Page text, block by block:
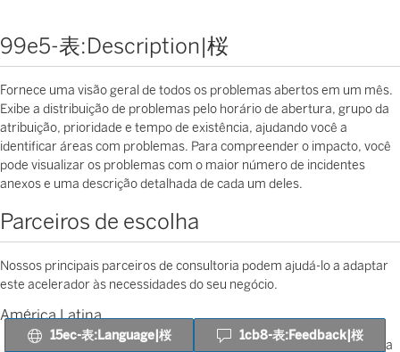
99e5-表:Description|桜
Fornece uma visão geral de todos os problemas abertos em um mês.
Exibe a distribuição de problemas pelo horário de abertura, grupo da
atribuição, prioridade e tempo de existência, ajudando você a
identificar áreas com problemas. Para compreender o impacto, você
pode visualizar os problemas com o maior número de incidentes
anexos e uma descrição detalhada de cada um deles.
Parceiros de escolha
Nossos principais parceiros de consultoria podem ajudá-lo a adaptar
este acelerador às necessidades do seu negócio.
América Latina
Path - Inteligência de dados usando aprendizagem de máquina
15ec-表:Language|桜 1cb8-表:Feedback|桜